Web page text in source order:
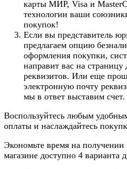
карты МИР, Visa и
технологии ваши
покупок!
Если вы представитель
предлагаем опцию
оформления покупки,
направит вас на страницу
реквизитов. Или еще
электронную почту
мы в ответ выставим счет.
Воспользуйтесь любым
оплаты и наслаждайтесь
Экономьте время на получении
магазине доступно 4 варианта